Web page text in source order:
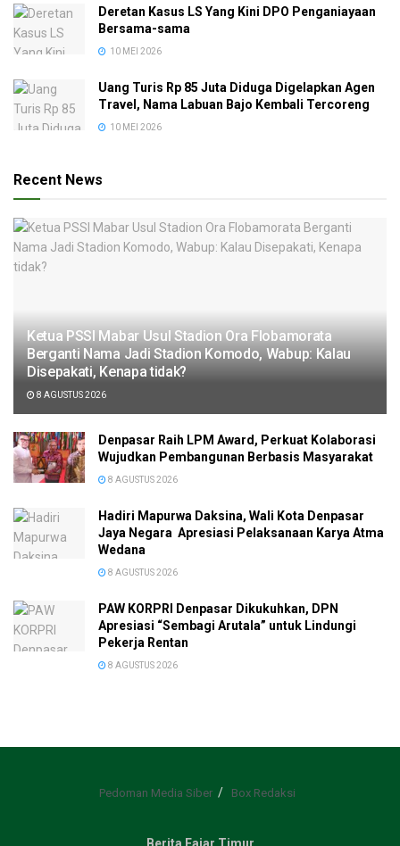
Deretan Kasus LS Yang Kini DPO Penganiayaan
Bersama-sama
10 MEI 2026
Uang Turis Rp 85 Juta Diduga Digelapkan Agen
Travel, Nama Labuan Bajo Kembali Tercoreng
10 MEI 2026
Recent News
Ketua PSSI Mabar Usul Stadion Ora Flobamorata
Berganti Nama Jadi Stadion Komodo, Wabup: Kalau
Disepakati, Kenapa tidak?
8 AGUSTUS 2026
Denpasar Raih LPM Award, Perkuat Kolaborasi
Wujudkan Pembangunan Berbasis Masyarakat
8 AGUSTUS 2026
Hadiri Mapurwa Daksina, Wali Kota Denpasar
Jaya Negara Apresiasi Pelaksanaan Karya Atma
Wedana
8 AGUSTUS 2026
PAW KORPRI Denpasar Dikukuhkan, DPN
Apresiasi “Sembagi Arutala” untuk Lindungi
Pekerja Rentan
8 AGUSTUS 2026
Pedoman Media Siber Box Redaksi
Berita Fajar Timur